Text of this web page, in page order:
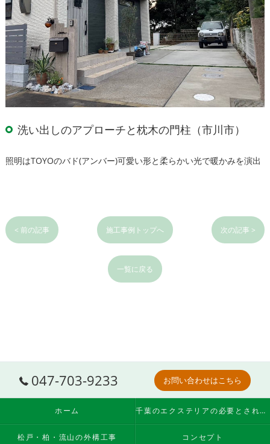
洗い出しのアプローチと枕木の門柱（市川市）
照明はTOYOのバド(アンバー)可愛い形と柔らかい光で暖かみを演出
< 前の記事 施工事例トップへ 次の記事 >
一覧に戻る
047-703-9233 お問い合わせはこちら
ホーム 千葉のエクステリアの必要とされる理由
松戸・柏・流山の外構工事 コンセプト